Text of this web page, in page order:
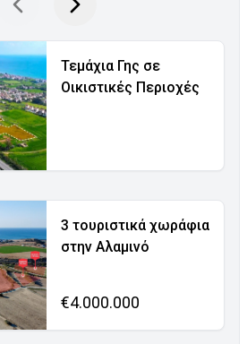
Τεμάχια Γης σε
Οικιστικές Περιοχές
3 τουριστικά χωράφια
στην Αλαμινό
€4.000.000